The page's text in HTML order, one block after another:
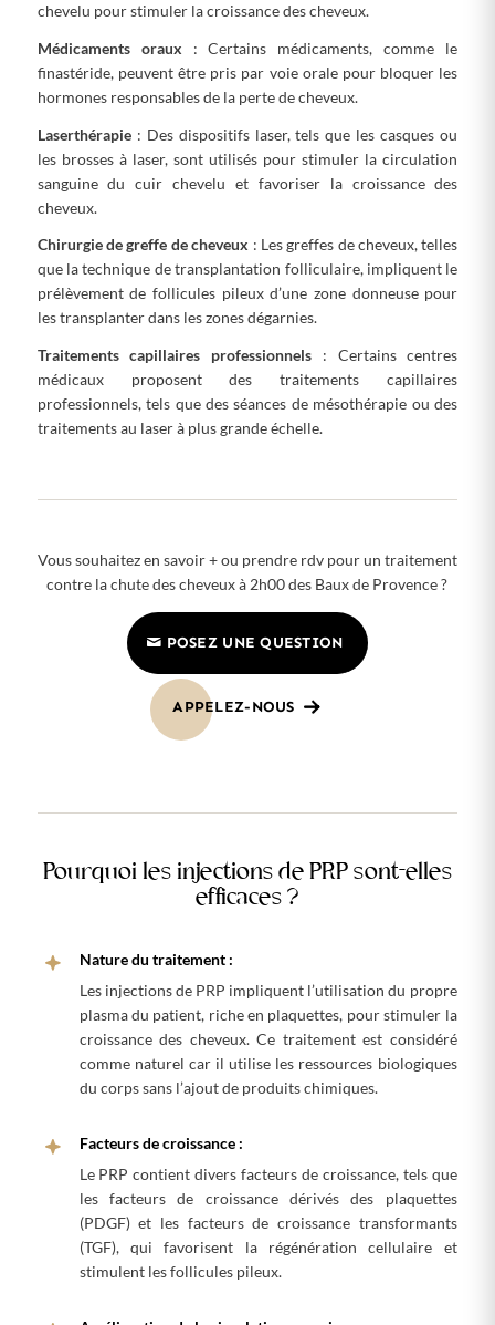
chevelu pour stimuler la croissance des cheveux.
Médicaments oraux : Certains médicaments, comme le
finastéride, peuvent être pris par voie orale pour bloquer les
hormones responsables de la perte de cheveux.
Laserthérapie: Des dispositifs laser, tels que les casques ou
les brosses à laser, sont utilisés pour stimuler la circulation
sanguine du cuir chevelu et favoriser la croissance des
cheveux.
Chirurgie de greffe de cheveux : Les greffes de cheveux, telles
que la technique de transplantation folliculaire, impliquent le
prélèvement de follicules pileux d’une zone donneuse pour
les transplanter dans les zones dégarnies.
Traitements capillaires professionnels : Certains centres
médicaux proposent des traitements capillaires
professionnels, tels que des séances de mésothérapie ou des
traitements au laser à plus grande échelle.
Vous souhaitez en savoir + ou prendre rdv pour un traitement
contre la chute des cheveux à 2h00 des Baux de Provence ?
POSEZ UNE QUESTION
APPELEZ-NOUS
Pourquoi les injections de PRP sont-elles
efficaces ?
Nature du traitement :
Les injections de PRP impliquent l’utilisation du propre
plasma du patient, riche en plaquettes, pour stimuler la
croissance des cheveux. Ce traitement est considéré
comme naturel car il utilise les ressources biologiques
du corps sans l’ajout de produits chimiques.
Facteurs de croissance :
Le PRP contient divers facteurs de croissance, tels que
les facteurs de croissance dérivés des plaquettes
(PDGF) et les facteurs de croissance transformants
(TGF), qui favorisent la régénération cellulaire et
stimulent les follicules pileux.